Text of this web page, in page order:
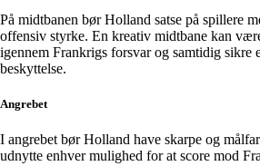
På midtbanen bør Holland satse på spillere
offensiv styrke. En kreativ midtbane kan
igennem Frankrigs forsvar og samtidig sikre
beskyttelse.
Angrebet
I angrebet bør Holland have skarpe og
udnytte enhver mulighed for at score mod